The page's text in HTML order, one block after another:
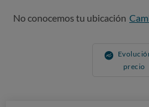
No conocemos tu ubicación
precio